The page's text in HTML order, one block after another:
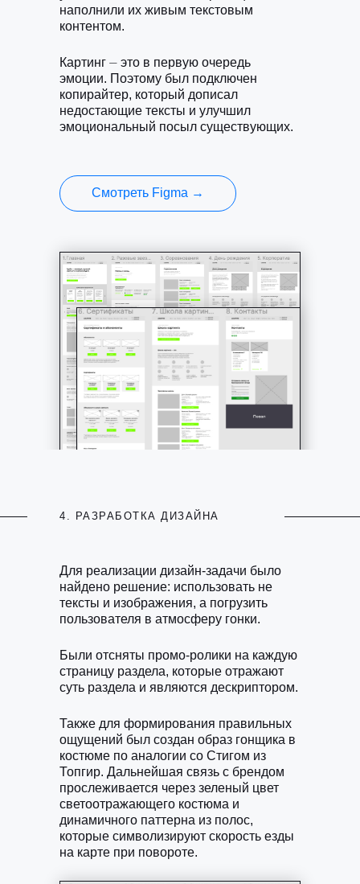
Картинг ⏤ это в первую очередь
эмоции. Поэтому был подключен
копирайтер, который дописал
недостающие тексты и улучшил
эмоциональный посыл существующих.
наполнили их живым текстовым
контентом.
Смотреть Figma →
4. РАЗРАБОТКА ДИЗАЙНА
Были отсняты промо-ролики на каждую
страницу раздела, которые отражают
суть раздела и являются дескриптором.
Также для формирования правильных
ощущений был создан образ гонщика в
костюме по аналогии со Стигом из
Топгир. Дальнейшая связь с брендом
прослеживается через зеленый цвет
светоотражающего костюма и
динамичного паттерна из полос,
которые символизируют скорость езды
на карте при повороте.
Для реализации дизайн-задачи было
найдено решение: использовать не
тексты и изображения, а погрузить
пользователя в атмосферу гонки.